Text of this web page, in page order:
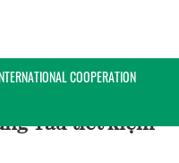
COOPERATION
Tàu tiết kiệm